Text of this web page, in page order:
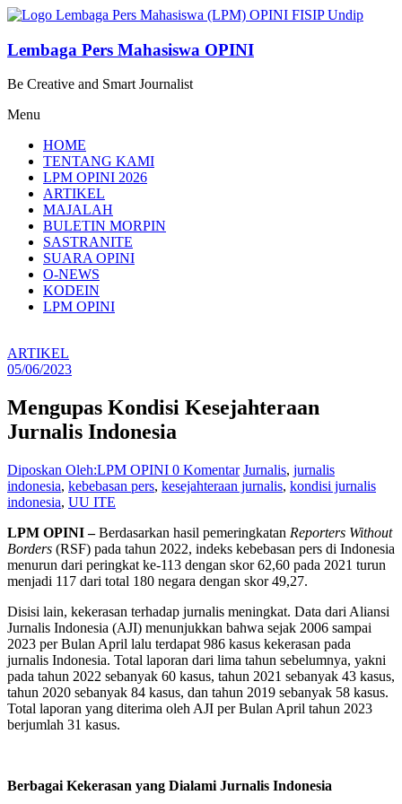
Lompat
konten
Lembaga Pers Mahasiswa OPINI
Be Creative and Smart Journalist
Menu
HOME
TENTANG KAMI
LPM OPINI 2026
ARTIKEL
MAJALAH
BULETIN MORPIN
SASTRANITE
SUARA OPINI
O-NEWS
KODEIN
LPM OPINI
ARTIKEL
05/06/2023
Mengupas Kondisi Kesejahteraan
Jurnalis Indonesia
Diposkan Oleh:LPM OPINI 0 Komentar Jurnalis, jurnalis
indonesia, kebebasan pers, kesejahteraan jurnalis, kondisi jurnalis
indonesia, UU ITE
LPM OPINI –Berdasarkan hasil pemeringkatan Reporters Without
Borders (RSF) pada tahun 2022, indeks kebebasan pers di Indonesia
menurun dari peringkat ke-113 dengan skor 62,60 pada 2021 turun
menjadi 117 dari total 180 negara dengan skor 49,27.
Disisi lain, kekerasan terhadap jurnalis meningkat. Data dari Aliansi
Jurnalis Indonesia (AJI) menunjukkan bahwa sejak 2006 sampai
2023 per Bulan April lalu terdapat 986 kasus kekerasan pada
jurnalis Indonesia. Total laporan dari lima tahun sebelumnya, yakni
pada tahun 2022 sebanyak 60 kasus, tahun 2021 sebanyak 43 kasus,
tahun 2020 sebanyak 84 kasus, dan tahun 2019 sebanyak 58 kasus.
Total laporan yang diterima oleh AJI per Bulan April tahun 2023
berjumlah 31 kasus.
Berbagai Kekerasan yang Dialami Jurnalis Indonesia